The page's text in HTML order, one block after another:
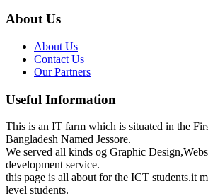
About Us
About Us
Contact Us
Our Partners
Useful Information
This is an IT farm which is situated in the
Bangladesh Named Jessore.
We served all kinds og Graphic
development service.
this page is all about for the ICT students.it
level students.